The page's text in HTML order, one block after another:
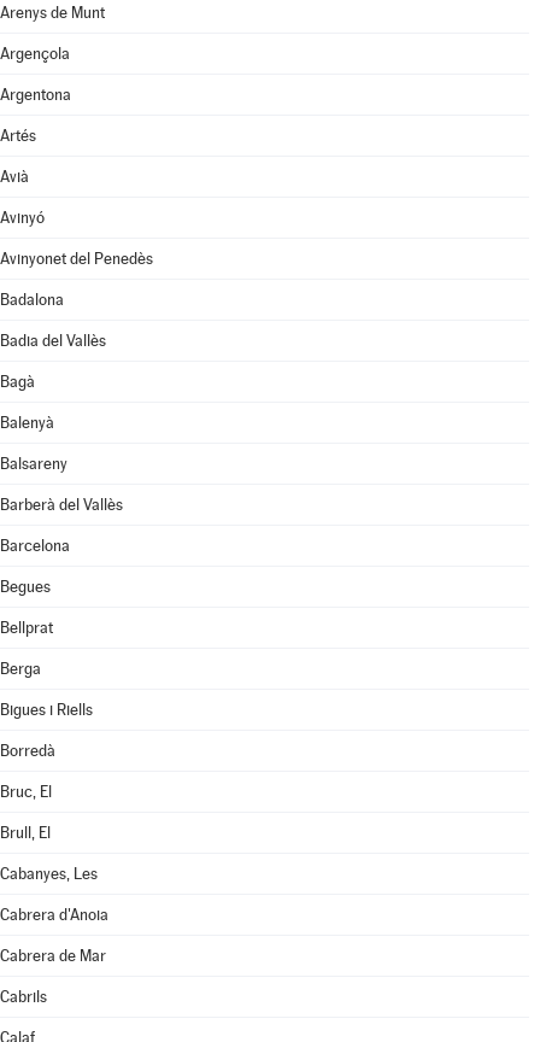
Arenys de Munt
Argençola
Argentona
Artés
Avià
Avinyó
Avinyonet del Penedès
Badalona
Badia del Vallès
Bagà
Balenyà
Balsareny
Barberà del Vallès
Barcelona
Begues
Bellprat
Berga
Bigues i Riells
Borredà
Bruc, El
Brull, El
Cabanyes, Les
Cabrera d'Anoia
Cabrera de Mar
Cabrils
Calaf